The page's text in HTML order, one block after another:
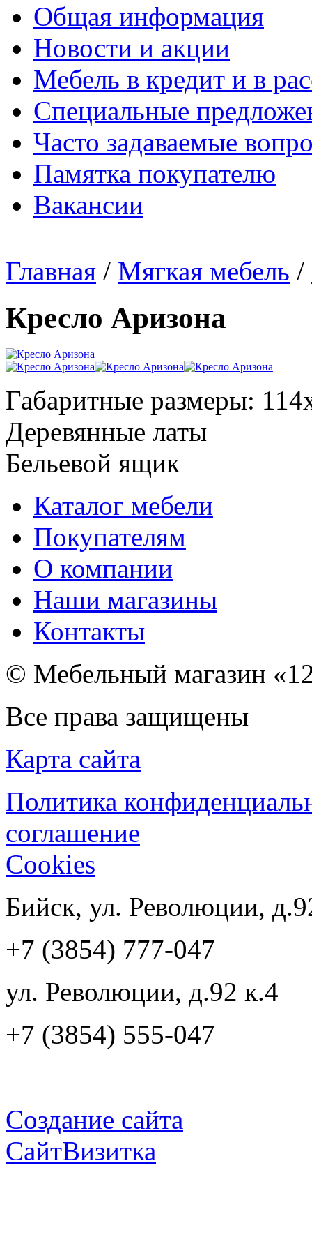
Общая информация
Новости и акции
Мебель в кредит и в
Специальные
Часто задаваемые
Памятка покупателю
Вакансии
Главная / Мягкая мебель /
Кресло Аризона
Габаритные размеры:
Деревянные латы
Бельевой ящик
Каталог мебели
Покупателям
О компании
Наши магазины
Контакты
© Мебельный магазин
Все права защищены
Карта сайта
Политика
соглашение
Cookies
Бийск, ул. Революции,
+7 (3854) 777-047
ул. Революции, д.92 к.4
+7 (3854) 555-047
Создание сайта
СайтВизитка